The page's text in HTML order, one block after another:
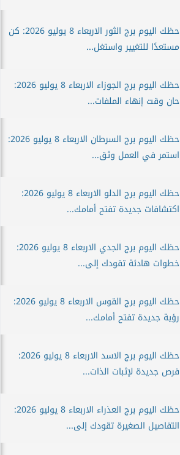
حظك اليوم برج الثور الاربعاء 8 يوليو 2026: كن
مستعدًا للتغيير واستغل...
حظك اليوم برج الجوزاء الاربعاء 8 يوليو 2026:
حان وقت إنهاء الملفات...
حظك اليوم برج السرطان الاربعاء 8 يوليو 2026:
استمر في العمل وثق...
حظك اليوم برج الدلو الاربعاء 8 يوليو 2026:
اكتشافات جديدة تفتح أمامك...
حظك اليوم برج الجدي الاربعاء 8 يوليو 2026:
خطوات هادئة تقودك إلى...
حظك اليوم برج القوس الاربعاء 8 يوليو 2026:
رؤية جديدة تفتح أمامك...
حظك اليوم برج الاسد الاربعاء 8 يوليو 2026:
فرص جديدة لإثبات الذات...
حظك اليوم برج العذراء الاربعاء 8 يوليو 2026:
التفاصيل الصغيرة تقودك إلى...